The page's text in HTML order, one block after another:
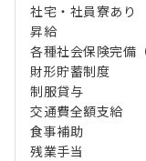
社宅・社員寮あり
昇給
各種社会保険完備
財形貯蓄制度
制服貸与
交通費全額支給
食事補助
残業手当